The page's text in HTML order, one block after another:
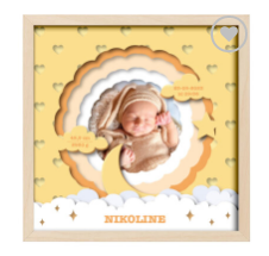
Tilføj til
ønskeliste